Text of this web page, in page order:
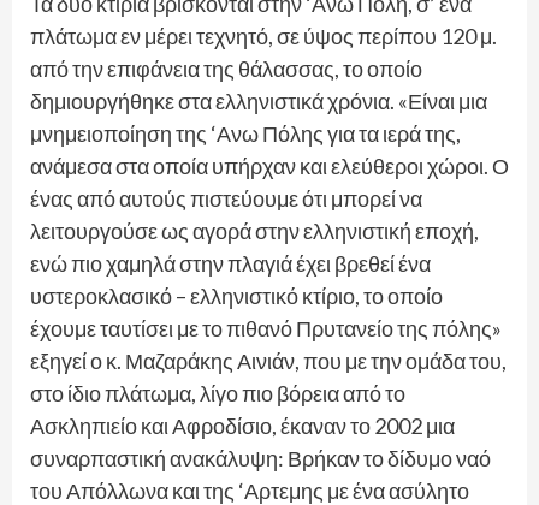
πλάτωμα εν μέρει τεχνητό, σε ύψος περίπου 120 μ.
από την επιφάνεια της θάλασσας, το οποίο
δημιουργήθηκε στα ελληνιστικά χρόνια. «Είναι μια
μνημειοποίηση της ‘Ανω Πόλης για τα ιερά της,
ανάμεσα στα οποία υπήρχαν και ελεύθεροι χώροι. Ο
ένας από αυτούς πιστεύουμε ότι μπορεί να
λειτουργούσε ως αγορά στην ελληνιστική εποχή,
ενώ πιο χαμηλά στην πλαγιά έχει βρεθεί ένα
υστεροκλασικό – ελληνιστικό κτίριο, το οποίο
έχουμε ταυτίσει με το πιθανό Πρυτανείο της πόλης»
εξηγεί ο κ. Μαζαράκης Αινιάν, που με την ομάδα του,
στο ίδιο πλάτωμα, λίγο πιο βόρεια από το
Ασκληπιείο και Αφροδίσιο, έκαναν το 2002 μια
συναρπαστική ανακάλυψη: Βρήκαν το δίδυμο ναό
του Απόλλωνα και της ‘Αρτεμης με ένα ασύλητο